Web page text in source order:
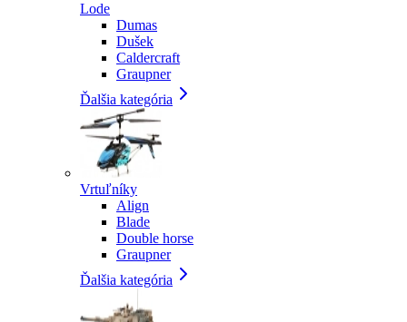
Lode
Dumas
Dušek
Caldercraft
Graupner
Ďalšia kategória
Vrtuľníky
Align
Blade
Double horse
Graupner
Ďalšia kategória